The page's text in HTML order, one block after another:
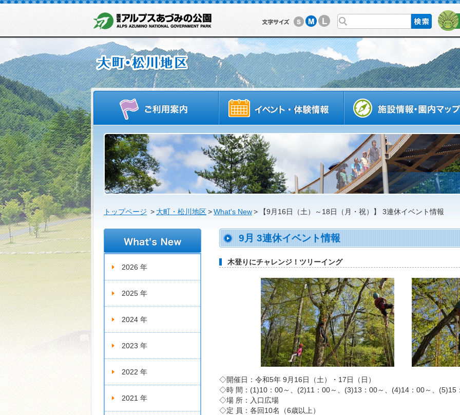
S M
トップページ > 大町・松川地区>What's New> 【9月16日（土）～18日（月・祝）】 3連休イベント情報
9月 3連休イベント情報
木登りにチャレンジ！ツリーイング
◇開催日：令和5年 9月16日（土）・17日（日）
◇時 間：(1)10：00～、(2)11：00～、(3)13：00～、(4)14：00～、(5)15
◇場 所：入口広場
◇定 員：各回10名（6歳以上）
新着情報
2026 年
2025 年
2024 年
2023 年
2022 年
2021 年